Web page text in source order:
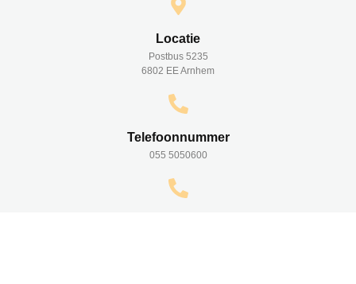
Locatie
Postbus 5235
6802 EE Arnhem
Telefoonnummer
055 5050600